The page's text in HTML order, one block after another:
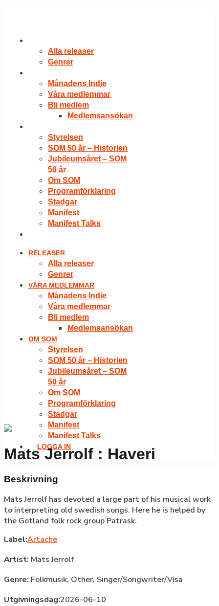
Alla releaser
Genrer
Månadens Indie
Våra medlemmar
Bli medlem
Medlemsansökan
Styrelsen
SOM 50 år – Historien
Jubileumsåret – SOM
50 år
Om SOM
Programförklaring
Stadgar
Manifest
Manifest Talks
RELEASER
Alla releaser
Genrer
VÅRA MEDLEMMAR
Månadens Indie
Våra medlemmar
Bli medlem
Medlemsansökan
OM SOM
Styrelsen
SOM 50 år – Historien
Jubileumsåret – SOM
50 år
Om SOM
Programförklaring
Stadgar
Manifest
Manifest Talks
LOGGA IN
Mats Jerrolf : Haveri
Beskrivning
Mats Jerrolf has devoted a large part of his musical work
to interpreting old swedish songs. Here he is helped by
the Gotland folk rock group Patrask.
Label:Artache
Artist: Mats Jerrolf
Genre: Folkmusik, Other, Singer/Songwriter/Visa
Utgivningsdag:2026-06-10